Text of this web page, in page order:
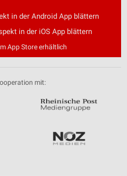
in der Android App blättern
in der iOS App blättern
App Store erhältlich
mit: